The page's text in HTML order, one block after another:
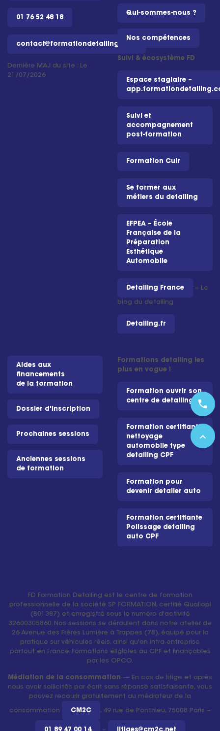
01 76 52 48 18
contact@formationdetailing.com
Dernière MAJ du site : Le
21/07/2026
Qui-sommes-nous ?
Nos compétences
Suivi & écosystème FD
Espace stagiaire –
Suivi et
accompagnement
post-formation
Formation Cuir
Se former aux
métiers du detailing
EFPEA – École
Française de la
Préparation
Esthétique
Automobile
Detailing France – Le
blog du detailing
Detailing.fr
Aides aux
financements
de la formation
Dossier d'inscription
Prochaines sessions
Anciennes sessions
de formation
Formations detailing les
plus en vogue !
Formation ouvrir son
centre de detailing
Formation certifiante
nettoyage
automobile type
detailing CPF
Formation pour
devenir detailer auto
Formation certifiante
Polissage detailing
auto CPF
FD Formation Detailing est le centre de formation
professionnelle de la société SP FORMATION, certifié Qualiopi
(B01387) et enregistré sous le numéro d'activité
32600305860. Nos sessions se déroulent dans notre atelier de
26 Avenue des Frères Lumière à Trappes (78), équipé pour la
pratique sur véhicules réels, ainsi qu'en intra-entreprise
partout en France. Formations éligibles au CPF et finançables
par les OPCO.
Médiation de la consommation — En cas de litige et après
nous avoir sollicités par écrit sans réponse satisfaisante, vous
pouvez recourir gratuitement au médiateur de la
consommation CM2C , 49 rue de Ponthieu, 75008 Paris –
phone
expand_less